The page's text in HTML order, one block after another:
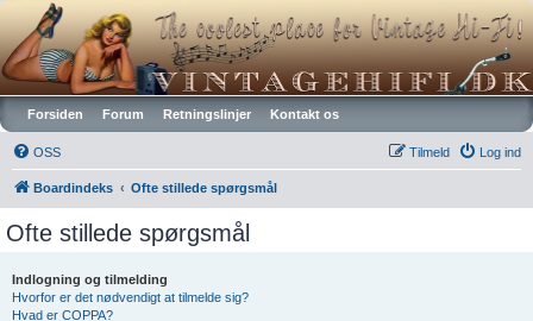
Vintagehifi.dk
Forsiden Forum Retningslinjer Kontakt os
OSS Log ind
Tilmeld
Boardindeks Ofte stillede spørgsmål
Ofte stillede spørgsmål
Indlogning og tilmelding
Hvorfor er det nødvendigt at tilmelde sig?
Hvad er COPPA?